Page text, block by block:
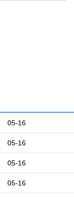
05-16
05-16
05-16
05-16